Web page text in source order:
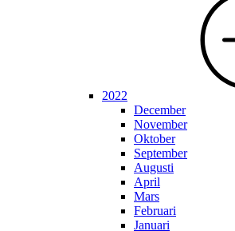
2022
December
November
Oktober
September
Augusti
April
Mars
Februari
Januari